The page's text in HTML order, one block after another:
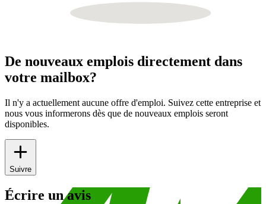
De nouveaux emplois directement dans
votre mailbox?
Il n'y a actuellement aucune offre d'emploi. Suivez cette entreprise et
nous vous informerons dès que de nouveaux emplois seront
disponibles.
Suivre
Écrire un avis